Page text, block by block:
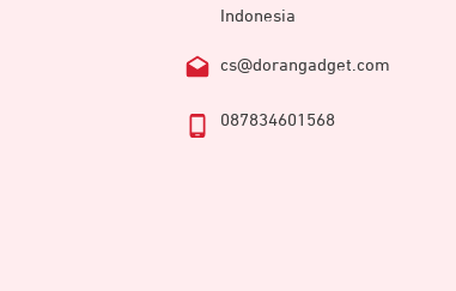
Indonesia
cs@dorangadget.com
087834601568